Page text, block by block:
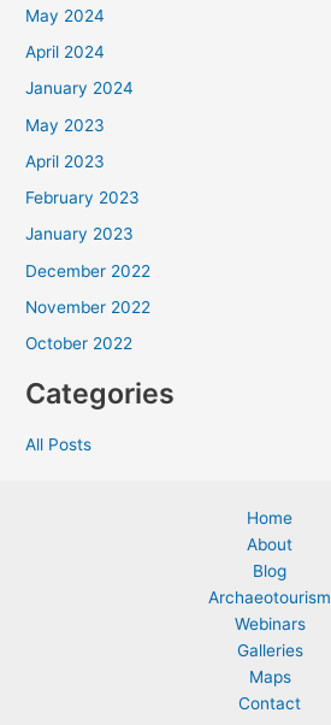
May 2024
April 2024
January 2024
May 2023
April 2023
February 2023
January 2023
December 2022
November 2022
October 2022
Categories
All Posts
Home
About
Blog
Archaeotourism
Webinars
Galleries
Maps
Contact